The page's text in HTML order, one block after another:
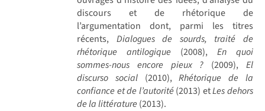
discours et de rhétorique de
l’argumentation dont, parmi les titres
récents, Dialogues de sourds, traité de
rhétorique antilogique (2008),En quoi
sommes-nous encore pieux ? (2009), El
discurso social(2010),Rhétorique de la
confiance et de l’autorité(2013) etLes dehors
de la littérature (2013).